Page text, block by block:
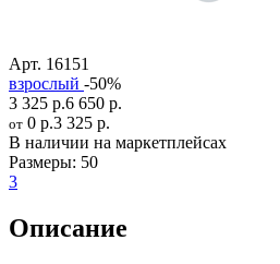
Арт. 16151
взрослый -50%
3 325 р.6 650 р.
от 0 р.3 325 р.
В наличии на маркетплейсах
Размеры: 50
3
Описание